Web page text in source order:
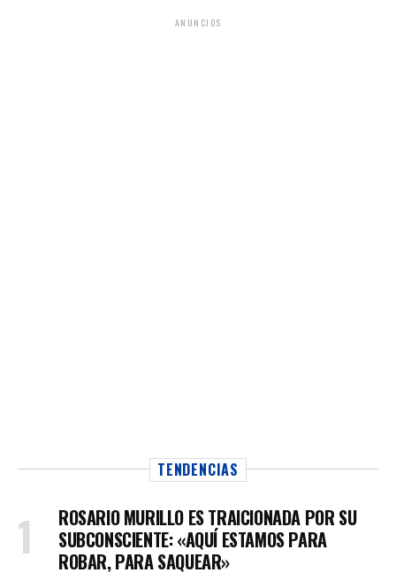
ANUNCIOS
TENDENCIAS
ROSARIO MURILLO ES TRAICIONADA POR SU
SUBCONSCIENTE: «AQUÍ ESTAMOS PARA
ROBAR, PARA SAQUEAR»